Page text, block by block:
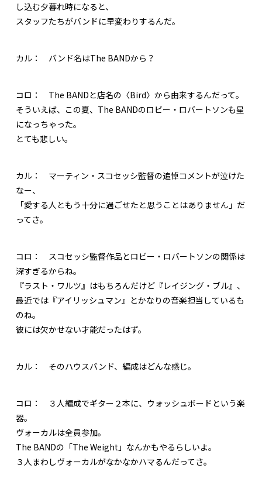
し込む夕暮れ時になると、
スタッフたちがバンドに早変わりするんだ。
カル： バンド名はThe BANDから？
コロ： The BANDと店名の〈Bird〉から由来するんだって。
そういえば、この夏、The BANDのロビー・ロバートソンも星
になっちゃった。
とても悲しい。
カル： マーティン・スコセッシ監督の追悼コメントが泣けた
なー、
「愛する人ともう十分に過ごせたと思うことはありません」だ
ってさ。
コロ： スコセッシ監督作品とロビー・ロバートソンの関係は
深すぎるからね。
『ラスト・ワルツ』はもちろんだけど『レイジング・ブル』、
最近では『アイリッシュマン』とかなりの音楽担当しているも
のね。
彼には欠かせない才能だったはず。
カル： そのハウスバンド、編成はどんな感じ。
コロ：
３人編成でギター２本に、ウォッシュボードという楽
器。
ヴォーカルは全員参加。
The BANDの「The Weight」なんかもやるらしいよ。
３人まわしヴォーカルがなかなかハマるんだってさ。